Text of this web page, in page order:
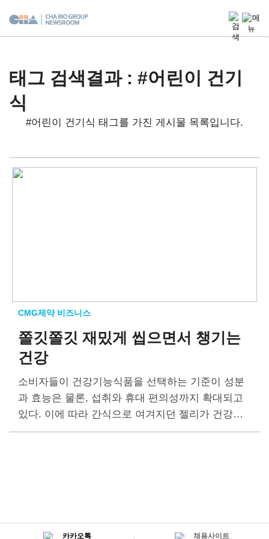
태그 검색결과 : #어린이 건기
식
#어린이 건기식 태그를 가진 게시물 목록입니다.
CMG제약 비즈니스
쫄깃쫄깃 재밌게 씹으면서 챙기는
건강
소비자들이 건강기능식품을 선택하는 기준이 성분
과 효능은 물론, 섭취와 휴대 편의성까지 확대되고
있다. 이에 따라 간식으로 여겨지던 젤리가 건강기
능식품의 다크호스로 떠오르고 있다. 한국건강기능
카카오톡 채용사이트